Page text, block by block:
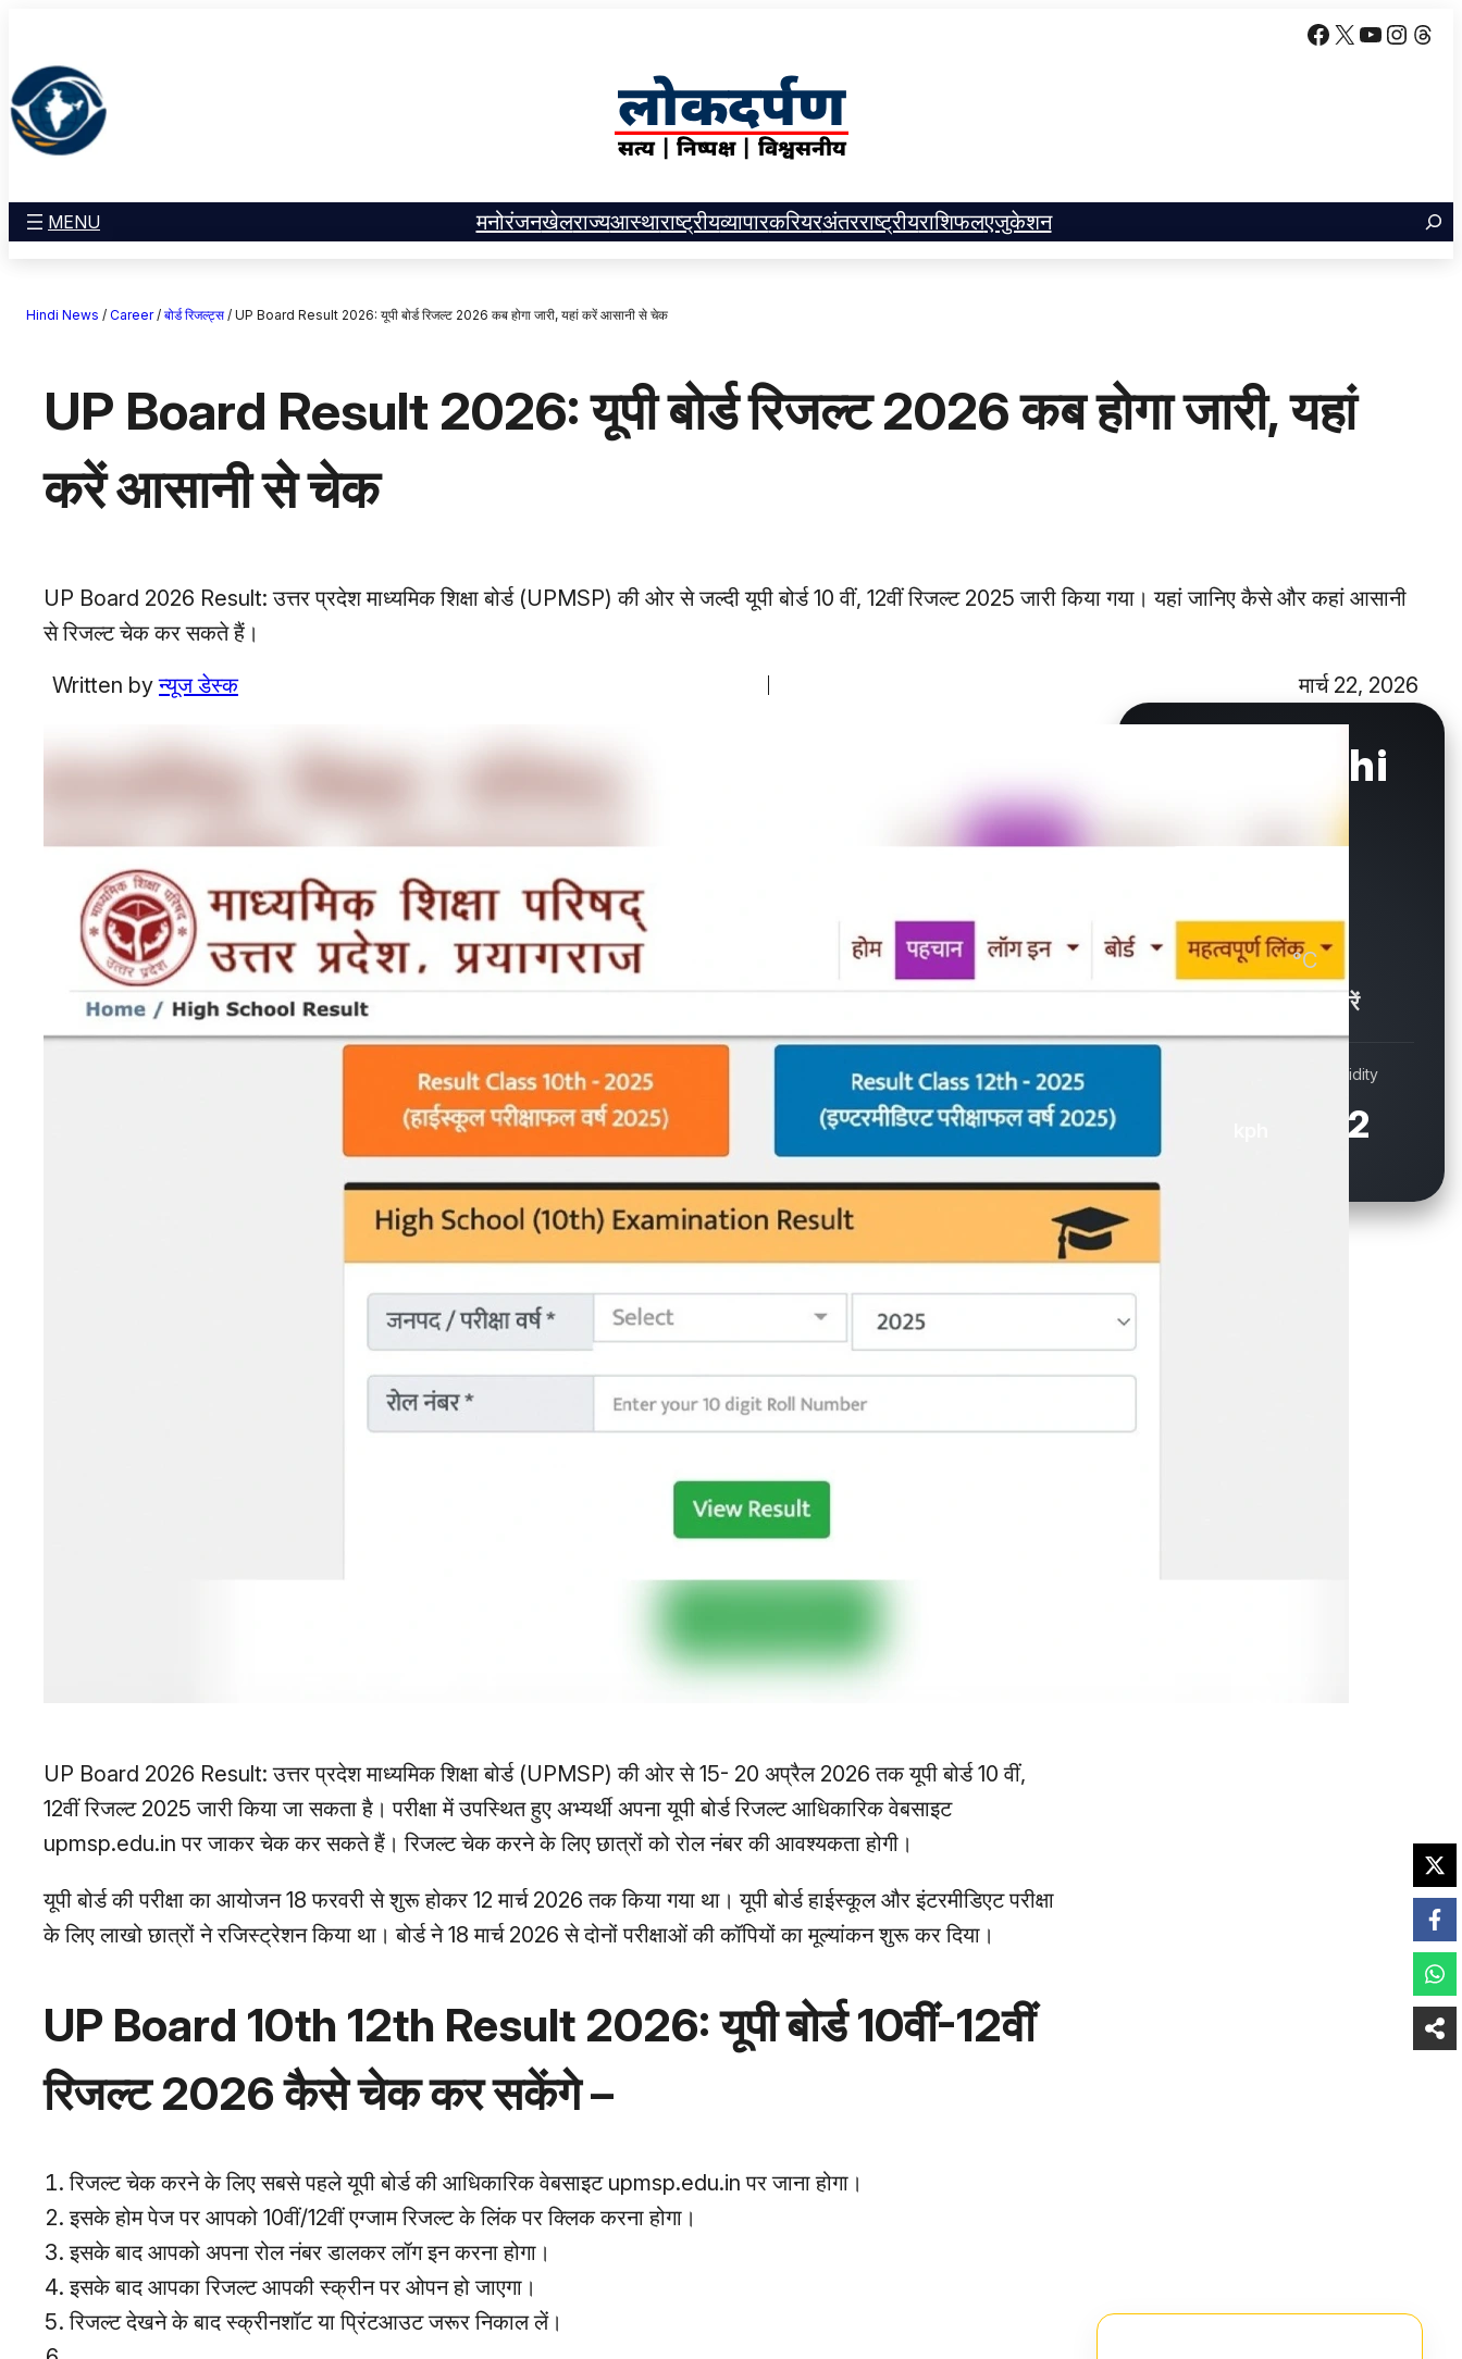
जाएं
Facebook
X YouTube
MENU
खेल
राज्य
आस्था
व्यापार
राशिफल
Facebook InstagramX
मनोरंजनखेलराज्यआस्थाराष्ट्रीयव्यापारकरियरअंतरराष्ट्रीयराशिफलएजुकेशन
Hindi News / Career/ बोर्ड रिजल्ट्स / UP Board Result 2026: यूपी बोर्ड रिजल्ट 2026 कब होगा जारी, यहां करें आसानी से चेक
UP Board Result 2026: यूपी बोर्ड रिजल्ट 2026 कब होगा जारी, यहां
करें आसानी से चेक
UP Board 2026 Result: उत्तर प्रदेश माध्यमिक शिक्षा बोर्ड (UPMSP) की ओर से जल्दी यूपी बोर्ड 10 वीं, 12वीं रिजल्ट 2025 जारी किया गया। यहां जानिए कैसे और कहां आसानी
से रिजल्ट चेक कर सकते हैं।
Written by न्यूज डेस्क मार्च 22, 2026
UP Board 2026 Result: उत्तर प्रदेश माध्यमिक शिक्षा बोर्ड (UPMSP) की ओर से 15- 20 अप्रैल 2026 तक यूपी बोर्ड 10 वीं,
12वीं रिजल्ट 2025 जारी किया जा सकता है। परीक्षा में उपस्थित हुए अभ्यर्थी अपना यूपी बोर्ड रिजल्ट आधिकारिक वेबसाइट
upmsp.edu.in पर जाकर चेक कर सकते हैं। रिजल्ट चेक करने के लिए छात्रों को रोल नंबर की आवश्यकता होगी।
यूपी बोर्ड की परीक्षा का आयोजन 18 फरवरी से शुरू होकर 12 मार्च 2026 तक किया गया था। यूपी बोर्ड हाईस्कूल और इंटरमीडिएट परीक्षा
के लिए लाखो छात्रों ने रजिस्ट्रेशन किया था। बोर्ड ने 18 मार्च 2026 से दोनों परीक्षाओं की कॉपियों का मूल्यांकन शुरू कर दिया।
UP Board 10th 12th Result 2026: यूपी बोर्ड 10वीं-12वीं
रिजल्ट 2026 कैसे चेक कर सकेंगे –
रिजल्ट चेक करने के लिए सबसे पहले यूपी बोर्ड की आधिकारिक वेबसाइट upmsp.edu.in पर जाना होगा।
इसके होम पेज पर आपको 10वीं/12वीं एग्जाम रिजल्ट के लिंक पर क्लिक करना होगा।
इसके बाद आपको अपना रोल नंबर डालकर लॉग इन करना होगा।
इसके बाद आपका रिजल्ट आपकी स्क्रीन पर ओपन हो जाएगा।
रिजल्ट देखने के बाद स्क्रीनशॉट या प्रिंटआउट जरूर निकाल लें।
New Delhi
29.9°C
Showers / बौछारें
Humidity
72